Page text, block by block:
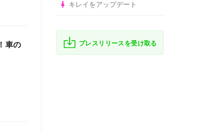
車の
キレイをアップデート
プレスリリースを受け取る